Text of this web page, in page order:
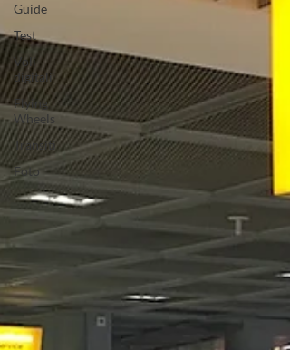
Guide
Test
Voli
digitali
Flying
Wheels
Transiti
Foto